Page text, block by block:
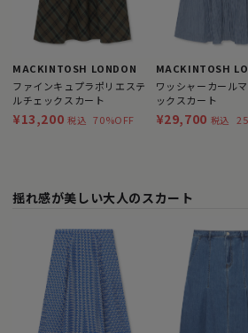
MACKINTOSH LONDON
ファインキュプラポリエステ
ルチェックスカート
¥13,200 税込 70%OFF
MACKINTOSH
ワッシャーカール
ックスカート
¥29,700 税込
揺れ感が美しい大人のスカート